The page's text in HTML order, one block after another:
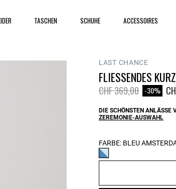
TASCHEN SCHUHE ACCESSOIRES
LAST CHANCE
FLIESSENDES
Price reduced from
CHF 369,00to-30%
DIE SCHÖNSTEN ANLÄSSE
ZEREMONIE-AUSWAHL
FARBE: BLEU